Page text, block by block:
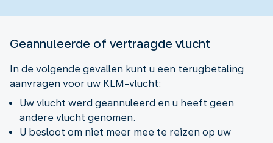
Geannuleerde of vertraagde vlucht
In de volgende gevallen kunt u een terugbetaling
aanvragen voor uw KLM-vlucht:
Uw vlucht werd geannuleerd en u heeft geen
andere vlucht genomen.
U besloot om niet meer mee te reizen op uw